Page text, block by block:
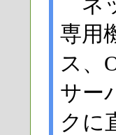
専用
ス、
サー
クに